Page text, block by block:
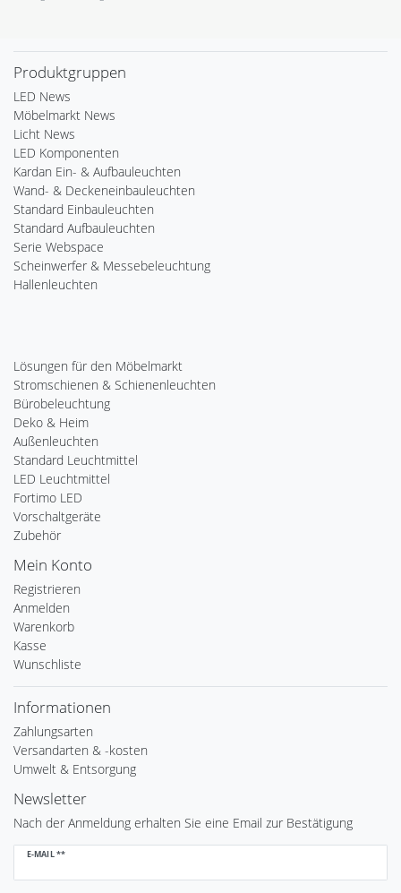
Produktgruppen
LED News
Möbelmarkt News
Licht News
LED Komponenten
Kardan Ein- & Aufbauleuchten
Wand- & Deckeneinbauleuchten
Standard Einbauleuchten
Standard Aufbauleuchten
Serie Webspace
Scheinwerfer & Messebeleuchtung
Hallenleuchten
Lösungen für den Möbelmarkt
Stromschienen & Schienenleuchten
Bürobeleuchtung
Deko & Heim
Außenleuchten
Standard Leuchtmittel
LED Leuchtmittel
Fortimo LED
Vorschaltgeräte
Zubehör
Mein Konto
Registrieren
Anmelden
Warenkorb
Kasse
Wunschliste
Informationen
Zahlungsarten
Versandarten & -kosten
Umwelt & Entsorgung
Newsletter
Nach der Anmeldung erhalten Sie eine Email zur Bestätigung
E-MAIL **
Newsletter